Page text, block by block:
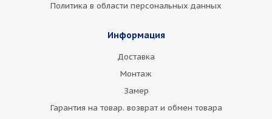
Политика в области персональных данных
Информация
Доставка
Монтаж
Замер
Гарантия на товар. возврат и обмен товара